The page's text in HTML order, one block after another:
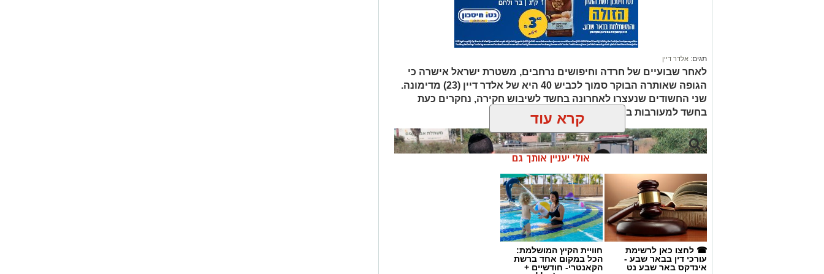
תגים: אלדר דיין
לאחר שבועיים של חרדה וחיפושים נרחבים, משטרת ישראל אישרה כי
הגופה שאותרה הבוקר סמוך לכביש 40 היא של אלדר דיין (23) מדימונה.
שני החשודים שנעצרו לאחרונה בחשד לשיבוש חקירה, נחקרים כעת
בחשד למעורבות במותו ומעצרם הוארך.
קרא עוד
אולי יעניין אותך גם
☎ לחצו כאן לרשימת
עורכי דין בבאר שבע -
אינדקס באר שבע נט
חוויית הקיץ המושלמת:
הכל במקום אחד ברשת
הקאנטרי- חודשיים +